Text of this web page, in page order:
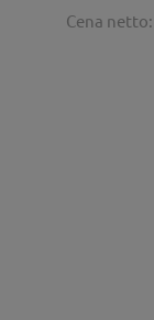
Cena netto: